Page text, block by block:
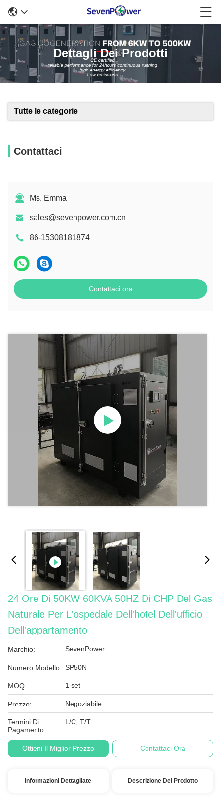
Dettagli Dei Prodotti
Tutte le categorie
Contattaci
Ms. Emma
sales@sevenpower.com.cn
86-15308181874
Contattaci ora
24 Ore Di 50KW 60KVA 50HZ Di CHP Del Gas
Naturale Per L'ospedale Dell'hotel Dell'ufficio
Dell'appartamento
Marchio: SevenPower
Numero Modello: SP50N
MOQ: 1 set
Prezzo: Negoziabile
Termini Di
Pagamento:
L/C, T/T
Ottieni Il Miglior Prezzo Contattaci Ora
Informazioni Dettagliate Descrizione Del Prodotto